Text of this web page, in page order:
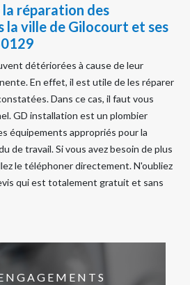
réparation des
la ville de Gilocourt et ses
détériorées à cause de leur
En effet, il est utile de les réparer
Dans ce cas, il faut vous
GD installation est un plombier
équipements appropriés pour la
de travail. Si vous avez besoin de plus
le téléphoner directement. N'oubliez
qui est totalement gratuit et sans